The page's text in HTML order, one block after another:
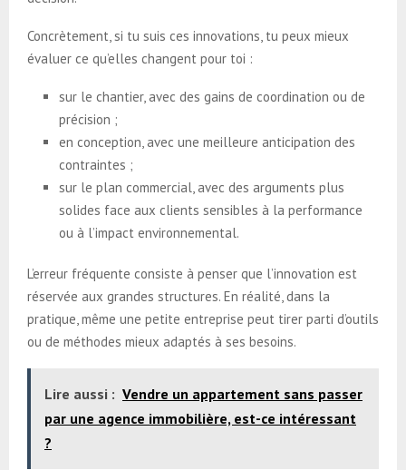
Concrètement, si tu suis ces innovations, tu peux mieux
évaluer ce qu’elles changent pour toi :
sur le chantier, avec des gains de coordination ou de
précision ;
en conception, avec une meilleure anticipation des
contraintes ;
sur le plan commercial, avec des arguments plus
solides face aux clients sensibles à la performance
ou à l’impact environnemental.
L’erreur fréquente consiste à penser que l’innovation est
réservée aux grandes structures. En réalité, dans la
pratique, même une petite entreprise peut tirer parti d’outils
ou de méthodes mieux adaptés à ses besoins.
Lire aussi : Vendre un appartement sans passer
par une agence immobilière, est-ce intéressant
?